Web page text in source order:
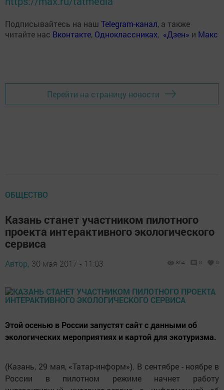
Подписывайтесь на наш Telegram-канал, а также
читайте нас Вконтакте, Одноклассниках, «Дзен» и Макс
Перейти на страницу новости
ОБЩЕСТВО
Казань станет участником пилотного
проекта интерактивного экологического
сервиса
Автор, 30 мая 2017 - 11:03 864 0 0
Этой осенью в России запустят сайт с данными об
экологических мероприятиях и картой для экотуризма.
(Казань, 29 мая, «Татар-информ»). В сентябре - ноябре в
России в пилотном режиме начнет работу